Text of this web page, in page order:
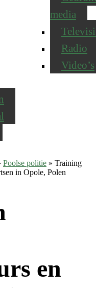
media
Radio
Video’s
Poolse politie » Training
in Opole, Polen
en